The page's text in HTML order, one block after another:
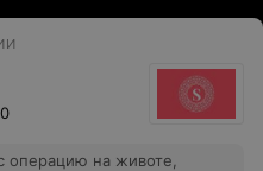
операцию на животе,